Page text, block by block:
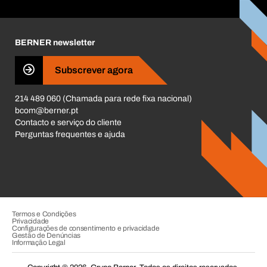
Business Conduct
BERNER newsletter
Subscrever agora
214 489 060 (Chamada para rede fixa nacional)
bcom@berner.pt
Contacto e serviço do cliente
Perguntas frequentes e ajuda
Termos e Condições
Privacidade
Configurações de consentimento e privacidade
Gestão de Denúncias
Informação Legal